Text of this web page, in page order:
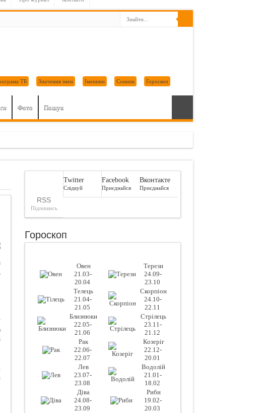
Гороскоп
Сонник
Іменини
Значення імен
ТБ
Фото Пошук
RSS
Підпишись
Twitter
Слідкуй
Facebook
Приєднайся
Вконтакте
Приєднайся
Гороскоп
Овен
21.03-
20.04
Терези
24.09-
23.10
Телець
21.04-
21.05
Скорпіон
24.10-
22.11
Близнюки
22.05-
21.06
Стрілець
23.11-
21.12
Рак
22.06-
22.07
Козеріг
22.12-
20.01
Лев
23.07-
23.08
Водолій
21.01-
18.02
Діва
24.08-
23.09
Риби
19.02-
20.03